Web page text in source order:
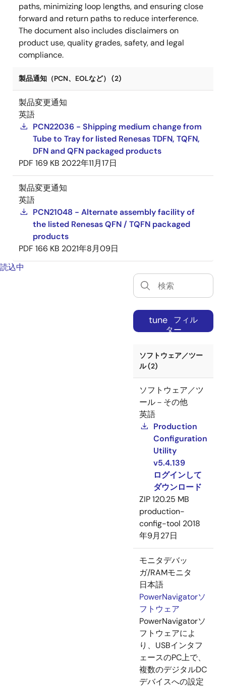
paths, minimizing loop lengths, and ensuring close
forward and return paths to reduce interference.
The document also includes disclaimers on
product use, quality grades, safety, and legal
compliance.
製品通知（PCN、EOLなど） (2)
製品変更通知
英語
PCN22036 - Shipping medium change from
Tube to Tray for listed Renesas TDFN, TQFN,
DFN and QFN packaged products
PDF 169 KB 2022年11月17日
製品変更通知
英語
PCN21048 - Alternate assembly facility of
the listed Renesas QFN / TQFN packaged
products
PDF 166 KB 2021年8月09日
読込中
tune
フィル
ター
ソフトウェア／ツー
ル (2)
ソフトウェア／ツ
ール－その他
英語
Production
Configuration
Utility
v5.4.139
ログインして
ダウンロード
ZIP120.25 MB
production-
config-tool 2018
年9月27日
モニタデバッ
ガ/RAMモニタ
日本語
PowerNavigatorソ
フトウェア
PowerNavigatorソ
フトウェアによ
り、USBインタフ
ェースのPC上で、
複数のデジタルDC
デバイスへの設定